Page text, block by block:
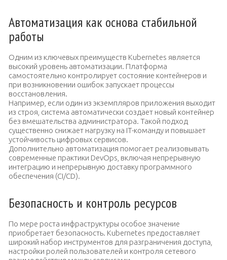
Автоматизация как основа стабильной
работы
Одним из ключевых преимуществ Kubernetes является
высокий уровень автоматизации. Платформа
самостоятельно контролирует состояние контейнеров и
при возникновении ошибок запускает процессы
восстановления.
Например, если один из экземпляров приложения выходит
из строя, система автоматически создает новый контейнер
без вмешательства администратора. Такой подход
существенно снижает нагрузку на IT-команду и повышает
устойчивость цифровых сервисов.
Дополнительно автоматизация помогает реализовывать
современные практики DevOps, включая непрерывную
интеграцию и непрерывную доставку программного
обеспечения (CI/CD).
Безопасность и контроль ресурсов
По мере роста инфраструктуры особое значение
приобретает безопасность. Kubernetes предоставляет
широкий набор инструментов для разграничения доступа,
настройки ролей пользователей и контроля сетевого